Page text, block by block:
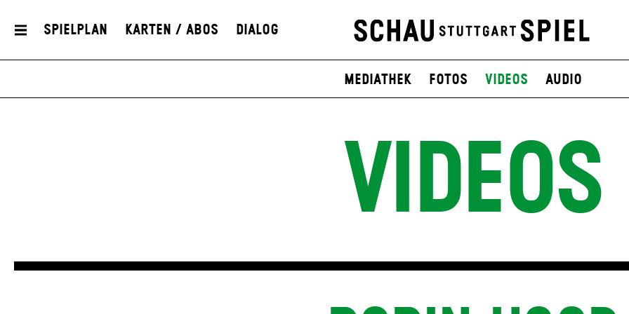
Spielplan Karten / Abos Dialog
Mediathek Fotos Videos Audio
VIDEOS